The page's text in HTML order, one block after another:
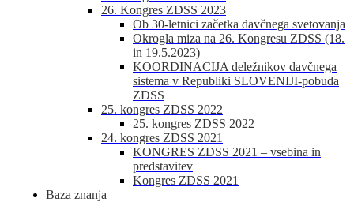
26. Kongres ZDSS 2023
Ob 30-letnici začetka davčnega svetovanja
Okrogla miza na 26. Kongresu ZDSS (18.
in 19.5.2023)
KOORDINACIJA deležnikov davčnega
sistema v Republiki SLOVENIJI-pobuda
ZDSS
25. kongres ZDSS 2022
25. kongres ZDSS 2022
24. kongres ZDSS 2021
KONGRES ZDSS 2021 – vsebina in
predstavitev
Kongres ZDSS 2021
Baza znanja